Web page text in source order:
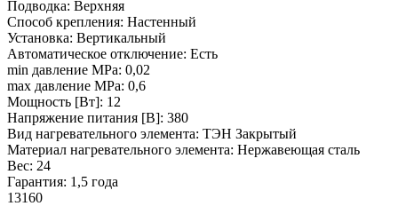
Подводка: Верхняя
Способ крепления: Настенный
Установка: Вертикальный
Автоматическое отключение: Есть
min давление MPa: 0,02
max давление MPa: 0,6
Мощность [Вт]: 12
Напряжение питания [В]: 380
Вид нагревательного элемента: ТЭН Закрытый
Материал нагревательного элемента: Нержавеющая сталь
Вес: 24
Гарантия: 1,5 года
13160